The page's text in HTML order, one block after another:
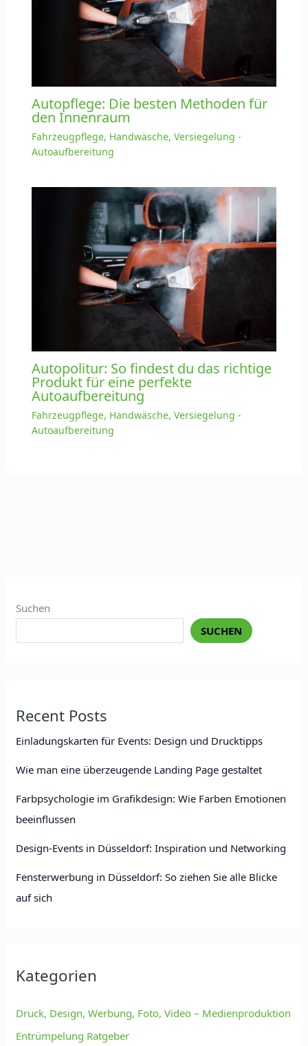
Autopflege: Die besten Methoden für
den Innenraum
Fahrzeugpflege, Handwäsche, Versiegelung -
Autoaufbereitung
Autopolitur: So findest du das richtige
Produkt für eine perfekte
Autoaufbereitung
Fahrzeugpflege, Handwäsche, Versiegelung -
Autoaufbereitung
Suchen
SUCHEN
Recent Posts
Einladungskarten für Events: Design und Drucktipps
Wie man eine überzeugende Landing Page gestaltet
Farbpsychologie im Grafikdesign: Wie Farben Emotionen
beeinflussen
Design-Events in Düsseldorf: Inspiration und Networking
Fensterwerbung in Düsseldorf: So ziehen Sie alle Blicke
auf sich
Kategorien
Druck, Design, Werbung, Foto, Video – Medienproduktion
Entrümpelung Ratgeber